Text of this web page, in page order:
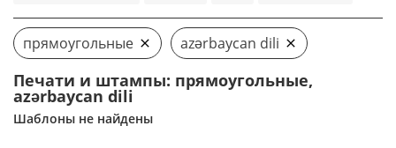
прямоугольные azərbaycan dili
Печати и штампы: прямоугольные,
azərbaycan dili
Шаблоны не найдены